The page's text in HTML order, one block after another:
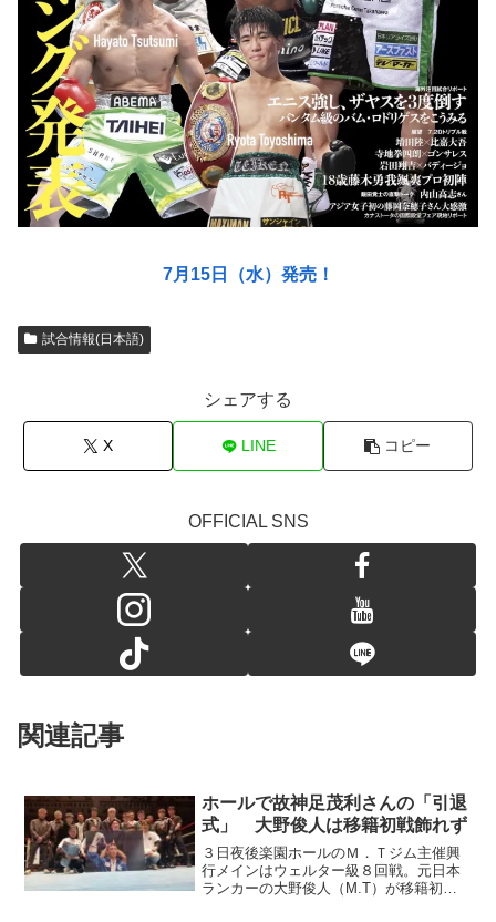
7月15日（水）発売！
試合情報(日本語)
シェアする
X LINE コピー
OFFICIAL SNS
関連記事
ホールで故神足茂利さんの「引退
式」 大野俊人は移籍初戦飾れず
３日夜後楽園ホールのＭ．Ｔジム主催興
行メインはウェルター級８回戦。元日本
ランカーの大野俊人（M.T）が移籍初戦